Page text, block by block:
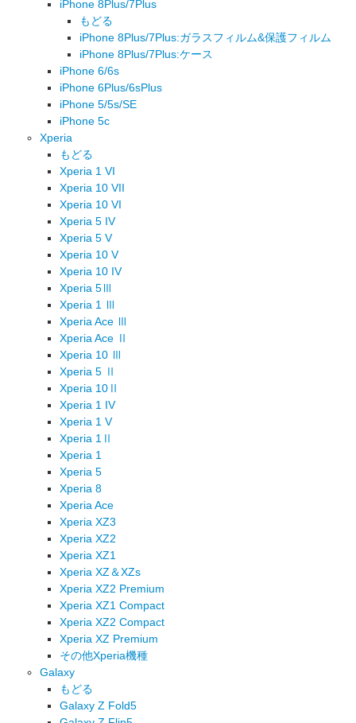
iPhone 8Plus/7Plus
もどる
iPhone 8Plus/7Plus:ガラスフィルム&保護フィルム
iPhone 8Plus/7Plus:ケース
iPhone 6/6s
iPhone 6Plus/6sPlus
iPhone 5/5s/SE
iPhone 5c
Xperia
もどる
Xperia 1 VI
Xperia 10 VII
Xperia 10 VI
Xperia 5 IV
Xperia 5 V
Xperia 10 V
Xperia 10 IV
Xperia 5Ⅲ
Xperia 1 Ⅲ
Xperia Ace Ⅲ
Xperia Ace Ⅱ
Xperia 10 Ⅲ
Xperia 5 Ⅱ
Xperia 10Ⅱ
Xperia 1 IV
Xperia 1 V
Xperia 1Ⅱ
Xperia 1
Xperia 5
Xperia 8
Xperia Ace
Xperia XZ3
Xperia XZ2
Xperia XZ1
Xperia XZ＆XZs
Xperia XZ2 Premium
Xperia XZ1 Compact
Xperia XZ2 Compact
Xperia XZ Premium
その他Xperia機種
Galaxy
もどる
Galaxy Z Fold5